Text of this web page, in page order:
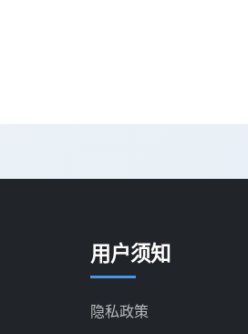
用户须知
隐私政策